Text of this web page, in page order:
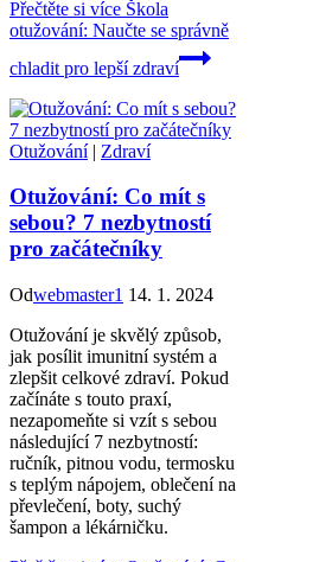
Přečtěte si více Škola
otužování: Naučte se správně
chladit pro lepší zdraví
Otužování| Zdraví
Otužování: Co mít s
sebou? 7 nezbytností
pro začátečníky
Odwebmaster1 14. 1. 2024
Otužování je skvělý způsob,
jak posílit imunitní systém a
zlepšit celkové zdraví. Pokud
začínáte s touto praxí,
nezapomeňte si vzít s sebou
následující 7 nezbytností:
ručník, pitnou vodu, termosku
s teplým nápojem, oblečení na
převlečení, boty, suchý
šampon a lékárničku.